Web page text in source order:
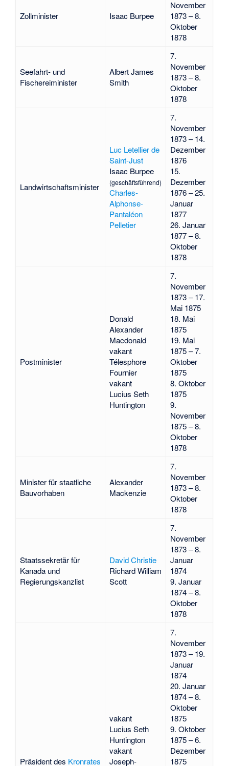
Zollminister Isaac Burpee
November
1873 – 8.
Oktober
1878
Seefahrt- und
Fischereiminister
Albert James
Smith
7.
November
1873 – 8.
Oktober
1878
Landwirtschaftsminister
Luc Letellier de
Saint-Just
Isaac Burpee
(geschäftsführend)
Charles-
Alphonse-
Pantaléon
Pelletier
7.
November
1873 – 14.
Dezember
1876
15.
Dezember
1876 – 25.
Januar
1877
26. Januar
1877 – 8.
Oktober
1878
Postminister
Donald
Alexander
Macdonald
vakant
Télesphore
Fournier
vakant
Lucius Seth
Huntington
7.
November
1873 – 17.
Mai 1875
18. Mai
1875
19. Mai
1875 – 7.
Oktober
1875
8. Oktober
1875
9.
November
1875 – 8.
Oktober
1878
Minister für staatliche
Bauvorhaben
Alexander
Mackenzie
7.
November
1873 – 8.
Oktober
1878
Staatssekretär für
Kanada und
Regierungskanzlist
David Christie
Richard William
Scott
7.
November
1873 – 8.
Januar
1874
9. Januar
1874 – 8.
Oktober
1878
Präsident des Kronrates
vakant
Lucius Seth
Huntington
vakant
Joseph-
7.
November
1873 – 19.
Januar
1874
20. Januar
1874 – 8.
Oktober
1875
9. Oktober
1875 – 6.
Dezember
1875